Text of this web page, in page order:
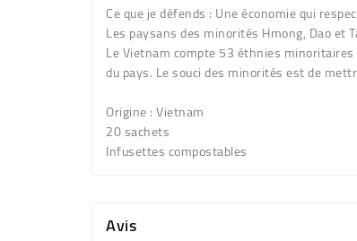
Ce que je défends : Une économie qui
Les paysans des minorités Hmong, Dao et
Le Vietnam compte 53 éthnies
du pays. Le souci des minorités est de
Origine :Vietnam
20 sachets
Infusettes compostables
Avis